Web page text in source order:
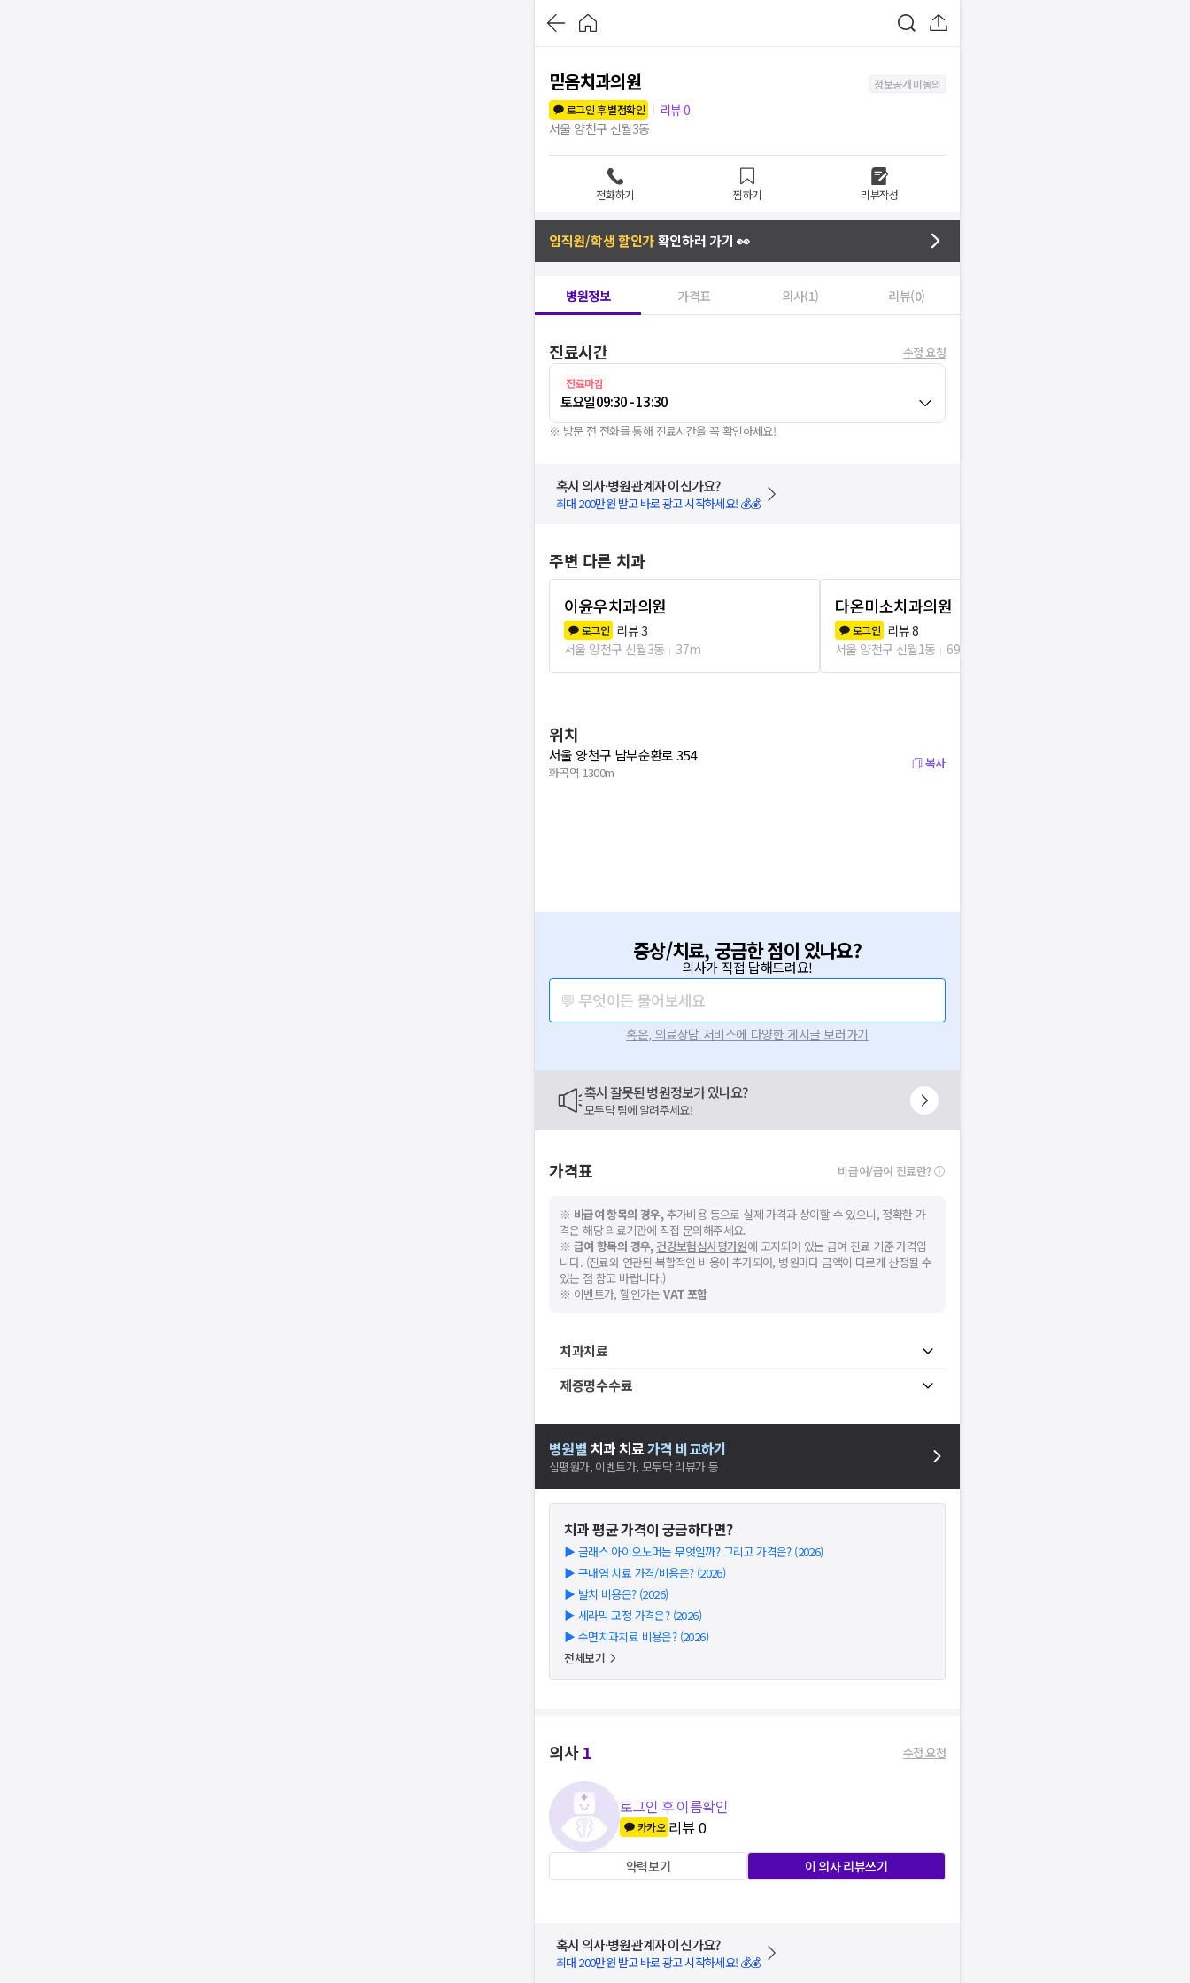
믿음치과의원
정보공개 미동의
로그인 후 별점확인
리뷰0
서울 양천구 신월3동
전화하기 찜하기 리뷰작성
임직원/학생 할인가확인하러 가기 👀
병원정보 가격표 의사(1) 리뷰(0)
진료시간 수정 요청
진료마감
토요일09:30 - 13:30
※ 방문 전 전화를 통해 진료시간을 꼭 확인하세요!
혹시 의사·병원관계자 이신가요?
최대 200만원 받고 바로 광고 시작하세요! 💰💰
주변 다른 치과
이윤우치과의원
로그인 리뷰 3
서울 양천구 신월3동
37m
다온미소치과의원
로그인 리뷰8
서울 양천구 신월1동
69m
위치
서울 양천구 남부순환로 354
화곡역 1300m
복사
증상/치료, 궁금한 점이 있나요?
의사가 직접 답해드려요!
💬 무엇이든 물어보세요
혹은, 의료상담 서비스에 다양한 게시글 보러가기
혹시 잘못된 병원정보가 있나요?
모두닥 팀에 알려주세요!
가격표 비급여/급여 진료란?
※ 비급여 항목의 경우,추가비용 등으로 실제 가격과 상이할 수 있으니, 정확한 가
격은 해당 의료기관에 직접 문의해주세요.
※ 급여 항목의 경우, 건강보험심사평가원에 고지되어 있는 급여 진료 기준 가격입
니다. (진료와 연관된 복합적인 비용이 추가되어, 병원마다 금액이 다르게 산정될 수
있는 점 참고 바랍니다.)
※ 이벤트가, 할인가는VAT 포함
치과치료
제증명수수료
병원별 치과치료가격 비교하기
심평원가, 이벤트가, 모두닥 리뷰가 등
치과평균 가격이 궁금하다면?
▶ 글래스 아이오노머는 무엇일까? 그리고 가격은? (2026)
▶ 구내염 치료 가격/비용은? (2026)
▶ 발치 비용은? (2026)
▶ 세라믹 교정 가격은? (2026)
▶ 수면치과치료 비용은? (2026)
전체보기
의사1 수정 요청
로그인 후 이름확인
카카오 리뷰0
약력보기 이 의사 리뷰쓰기
혹시 의사·병원관계자 이신가요?
최대 200만원 받고 바로 광고 시작하세요! 💰💰
요청하신 작업을 처리하지 못했습니다.
네트워크 또는 서버의 일시적인 오류로, 잠시 후 다시 시도해주세요.